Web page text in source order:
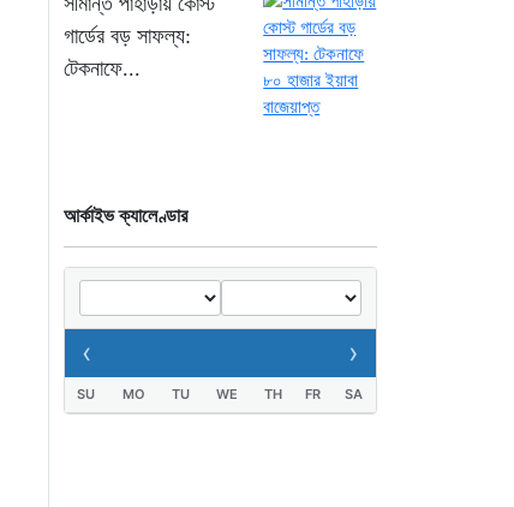
পেল সরকার
কক্সবাজারের মাতারবাড়ি
গার্ডের বড় সাফল্য:
টেকনাফে...
আর্কাইভ ক্যালেণ্ডার
‹ ›
SU MO TU WE TH FR SA